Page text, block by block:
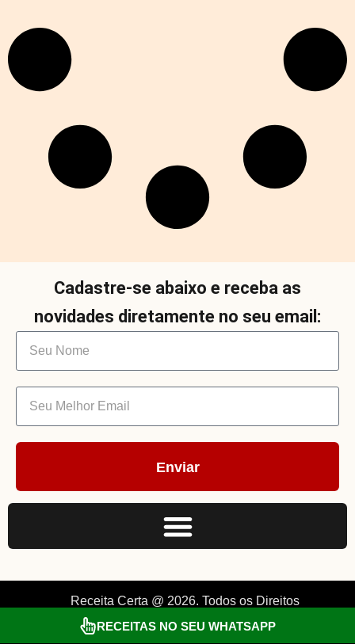
Cadastre-se abaixo e receba as
novidades diretamente no seu email:
Enviar
Receita Certa @ 2026. Todos os Direitos
Reservados. By Müller.
RECEITAS NO SEU WHATSAPP